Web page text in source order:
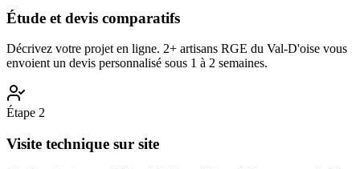
Étude et devis comparatifs
Décrivez votre projet en ligne. 2+ artisans RGE du Val-D'oise vous
envoient un devis personnalisé sous 1 à 2 semaines.
Étape 2
Visite technique sur site